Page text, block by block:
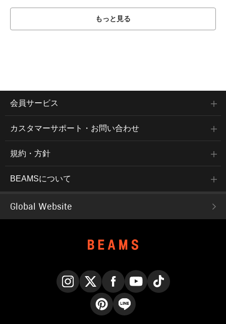
もっと見る
会員サービス
カスタマーサポート・お問い合わせ
規約・方針
BEAMSについて
Global Website